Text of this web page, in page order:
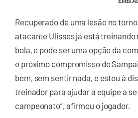
Recuperado de uma lesão no
atacante Ulisses já está
bola, e pode ser uma opção da
o próximo compromisso do
bem, sem sentir nada, e estou à
treinador para ajudar a equipe a
campeonato”, afirmou o jogador.